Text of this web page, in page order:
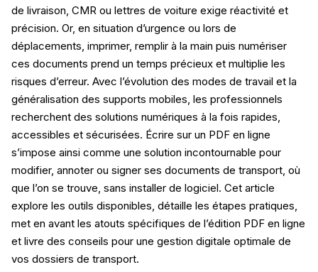
de livraison, CMR ou lettres de voiture exige réactivité et
précision. Or, en situation d’urgence ou lors de
déplacements, imprimer, remplir à la main puis numériser
ces documents prend un temps précieux et multiplie les
risques d’erreur. Avec l’évolution des modes de travail et la
généralisation des supports mobiles, les professionnels
recherchent des solutions numériques à la fois rapides,
accessibles et sécurisées. Écrire sur un PDF en ligne
s’impose ainsi comme une solution incontournable pour
modifier, annoter ou signer ses documents de transport, où
que l’on se trouve, sans installer de logiciel. Cet article
explore les outils disponibles, détaille les étapes pratiques,
met en avant les atouts spécifiques de l’édition PDF en ligne
et livre des conseils pour une gestion digitale optimale de
vos dossiers de transport.